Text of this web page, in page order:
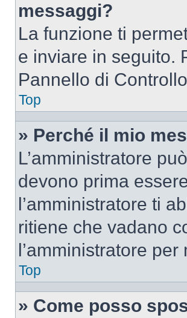
messaggi?
La funzione ti
e inviare in seguito.
Pannello di
Top
» Perché il mio
L’amministratore
devono prima
l’amministratore ti
ritiene che vadano
l’amministratore
Top
» Come posso